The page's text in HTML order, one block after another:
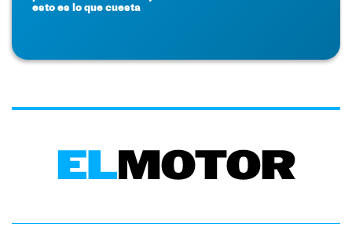
esto es lo que cuesta